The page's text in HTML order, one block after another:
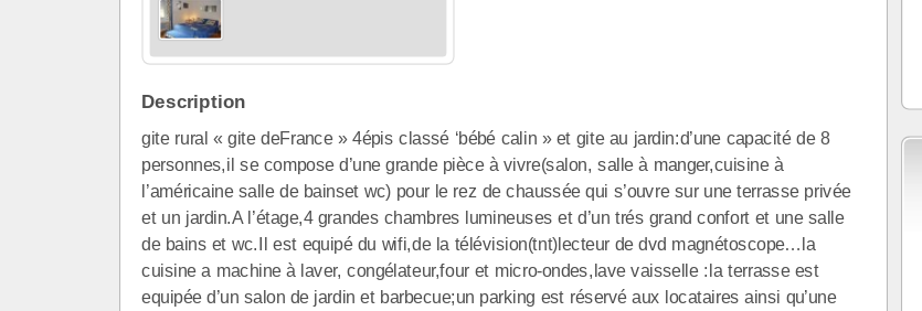
Description
gite rural « gite deFrance » 4épis classé ‘bébé calin » et gite au jardin:d’une capacité de 8
personnes,il se compose d’une grande pièce à vivre(salon, salle à manger,cuisine à
l’américaine salle de bainset wc) pour le rez de chaussée qui s’ouvre sur une terrasse privée
et un jardin.A l’étage,4 grandes chambres lumineuses et d’un trés grand confort et une salle
de bains et wc.Il est equipé du wifi,de la télévision(tnt)lecteur de dvd magnétoscope…la
cuisine a machine à laver, congélateur,four et micro-ondes,lave vaisselle :la terrasse est
equipée d’un salon de jardin et barbecue;un parking est réservé aux locataires ainsi qu’une